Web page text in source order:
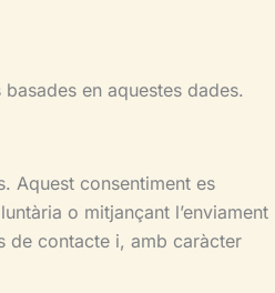
en aquestes dades.
Aquest consentiment es
o mitjançant l’enviament
de contacte i, amb caràcter